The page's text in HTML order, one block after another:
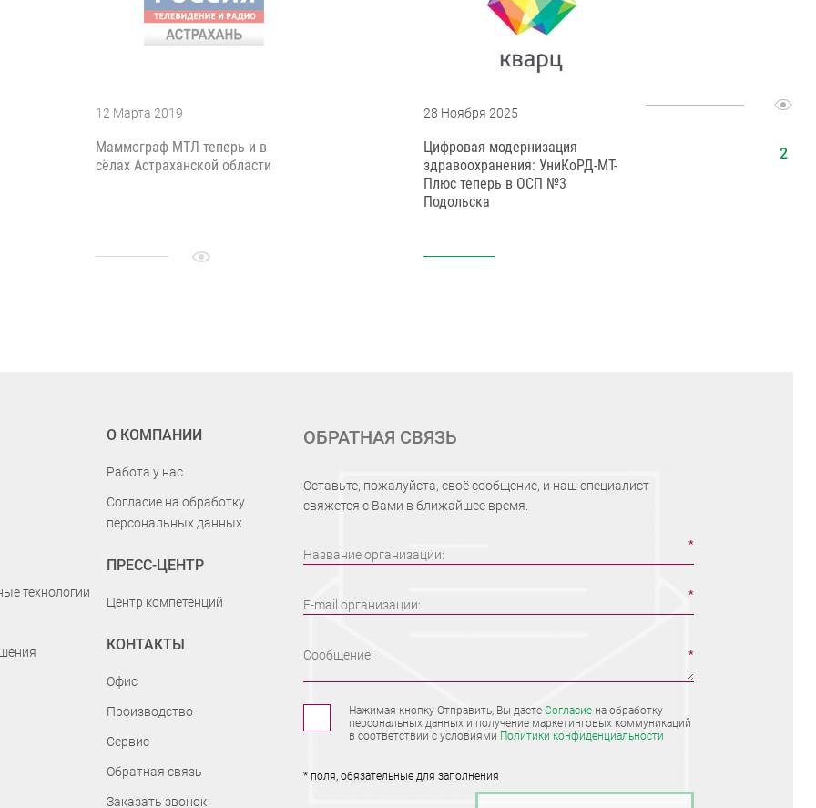
12 Марта 2019
Маммограф МТЛ теперь и в
сёлах Астраханской области
28 Ноября 2025
Цифровая модернизация
здравоохранения: УниКоРД‑МТ-
Плюс теперь в ОСП №3
Подольска
22
О
технологии
О КОМПАНИИ
Работа у нас
Согласие на обработку
персональных данных
ПРЕСС-ЦЕНТР
Центр компетенций
КОНТАКТЫ
Офис
Производство
Сервис
Обратная связь
Заказать звонок
ОБРАТНАЯ СВЯЗЬ
Оставьте, пожалуйста, своё сообщение, и наш специалист
свяжется с Вами в ближайшее время.
Название организации:
E-mail организации:
Сообщение:
Нажимая кнопку Отправить, Вы даете Согласиена обработку
персональных данных и получение маркетинговых коммуникаций
в соответствии с условиями Политики конфиденциальности
* поля, обязательные для заполнения